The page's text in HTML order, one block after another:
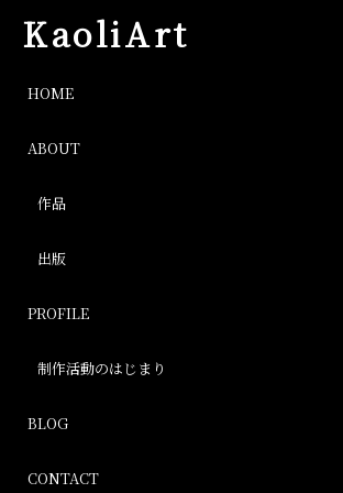
KaoliArt
HOME
ABOUT
作品
出版
PROFILE
制作活動のはじまり
BLOG
CONTACT
IMG_5276
Post